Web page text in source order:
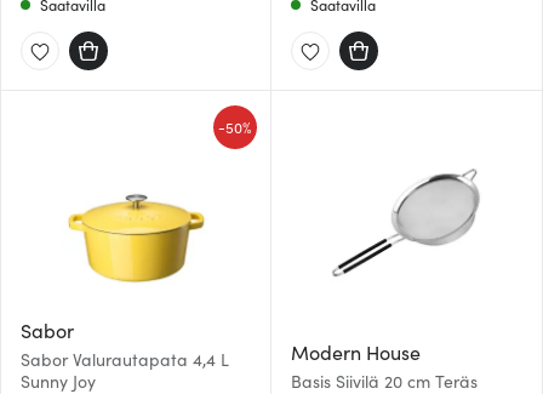
Saatavilla Saatavilla
Sabor
Sabor Valurautapata 4,4 L
Sunny Joy
-50%
Modern House
Basis Siivilä 20 cm Teräs